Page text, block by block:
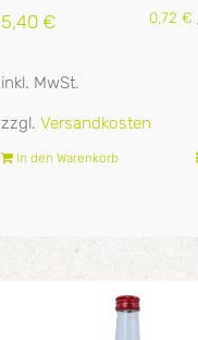
5,40 € 0,72 €
inkl. MwSt.
zzgl. Versandkosten
In den Warenkorb